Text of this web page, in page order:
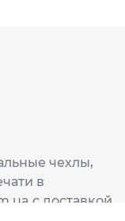
чехлы,
в
с доставкой